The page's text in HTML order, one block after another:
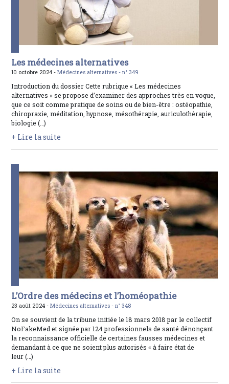
Les médecines alternatives
10 octobre 2024 -Médecines alternatives -n° 349
Introduction du dossier Cette rubrique « Les médecines
alternatives » se propose d’examiner des approches très en vogue,
que ce soit comme pratique de soins ou de bien-être : ostéopathie,
chiropraxie, méditation, hypnose, mésothérapie, auriculothérapie,
biologie (…)
+ Lire la suite
L’Ordre des médecins et l’homéopathie
23 août 2024 -Médecines alternatives -n° 348
On se souvient de la tribune initiée le 18 mars 2018 par le collectif
NoFakeMed et signée par 124 professionnels de santé dénonçant
la reconnaissance officielle de certaines fausses médecines et
demandant à ce que ne soient plus autorisés « à faire état de
leur (…)
+ Lire la suite